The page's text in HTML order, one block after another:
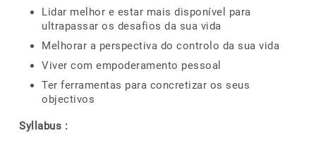
Lidar melhor e estar mais disponível para
ultrapassar os desafios da sua vida
Melhorar a perspectiva do controlo da sua vida
Viver com empoderamento pessoal
Ter ferramentas para concretizar os seus
objectivos
Syllabus :